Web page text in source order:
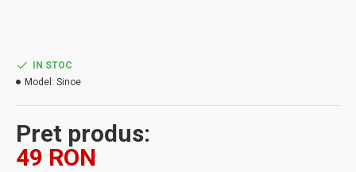
Pret produs:
49 RON
IN STOC
Model: Sinoe